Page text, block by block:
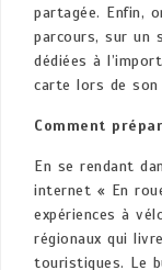
partagée. Enfin,
parcours, sur un
dédiées à
carte lors de son
Comment
En se rendant
internet « En
expériences à
régionaux qui
touristiques. Le